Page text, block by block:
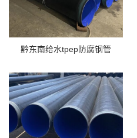
黔东南给水tpep防腐钢管